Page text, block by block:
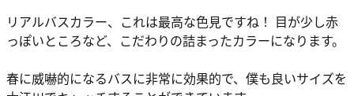
リアルバスカラー、これは最高な色見ですね！ 目が少し赤
っぽいところなど、こだわりの詰まったカラーになります。
春に威嚇的になるバスに非常に効果的で、僕も良いサイズを